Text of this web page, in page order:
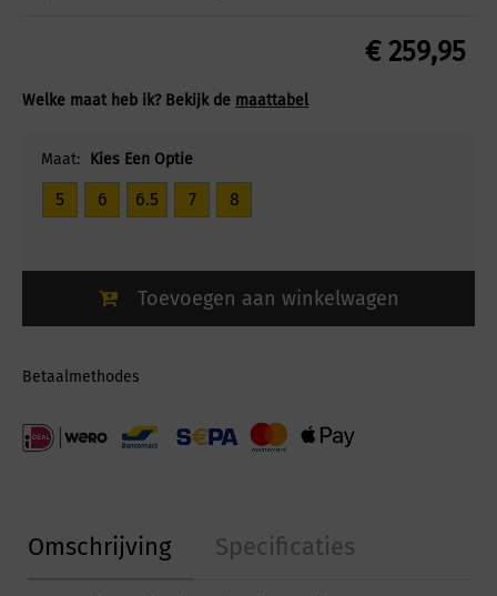
€259,95
Welke maat heb ik? Bekijk de maattabel
Maat: Kies Een Optie
5 6 6.5 7 8
Toevoegen aan winkelwagen
Betaalmethodes
Omschrijving Specificaties